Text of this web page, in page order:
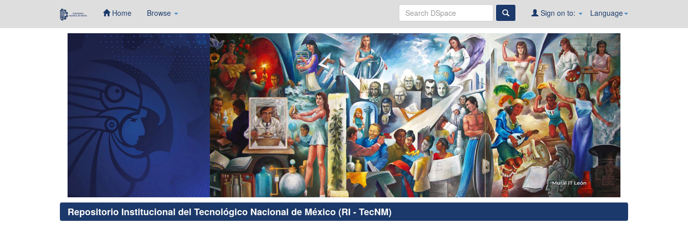
Home Browse Language
Sign on to:
Repositorio Institucional del Tecnológico Nacional de México (RI - TecNM)